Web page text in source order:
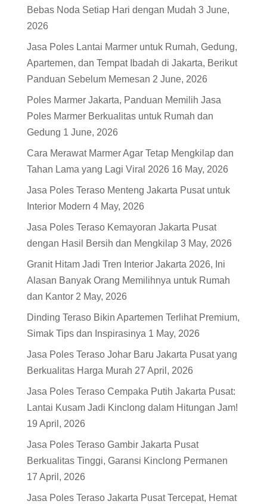
Bebas Noda Setiap Hari dengan Mudah 3 June,
2026
Jasa Poles Lantai Marmer untuk Rumah, Gedung,
Apartemen, dan Tempat Ibadah di Jakarta, Berikut
Panduan Sebelum Memesan 2 June, 2026
Poles Marmer Jakarta, Panduan Memilih Jasa
Poles Marmer Berkualitas untuk Rumah dan
Gedung 1 June, 2026
Cara Merawat Marmer Agar Tetap Mengkilap dan
Tahan Lama yang Lagi Viral 2026 16 May, 2026
Jasa Poles Teraso Menteng Jakarta Pusat untuk
Interior Modern 4 May, 2026
Jasa Poles Teraso Kemayoran Jakarta Pusat
dengan Hasil Bersih dan Mengkilap 3 May, 2026
Granit Hitam Jadi Tren Interior Jakarta 2026, Ini
Alasan Banyak Orang Memilihnya untuk Rumah
dan Kantor 2 May, 2026
Dinding Teraso Bikin Apartemen Terlihat Premium,
Simak Tips dan Inspirasinya 1 May, 2026
Jasa Poles Teraso Johar Baru Jakarta Pusat yang
Berkualitas Harga Murah 27 April, 2026
Jasa Poles Teraso Cempaka Putih Jakarta Pusat:
Lantai Kusam Jadi Kinclong dalam Hitungan Jam!
19 April, 2026
Jasa Poles Teraso Gambir Jakarta Pusat
Berkualitas Tinggi, Garansi Kinclong Permanen
17 April, 2026
Jasa Poles Teraso Jakarta Pusat Tercepat, Hemat